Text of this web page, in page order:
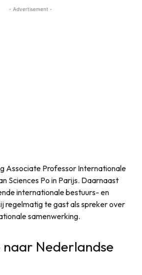
- Advertisement -
Associate Professor Internationale
Sciences Po in Parijs. Daarnaast
internationale bestuurs- en
regelmatig te gast als spreker over
samenwerking.
Nederlandse